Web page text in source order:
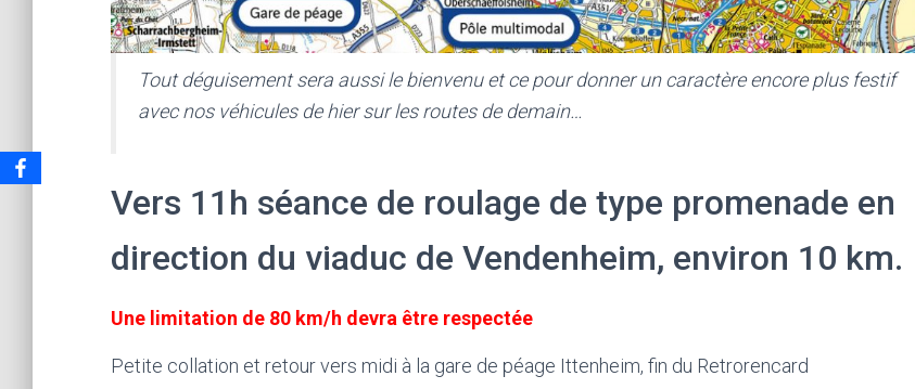
Tout déguisement sera aussi le bienvenu et ce pour donner un caractère encore plus festif
avec nos véhicules de hier sur les routes de demain…
Vers 11h séance de roulage de type promenade en
direction du viaduc de Vendenheim, environ 10 km.
Une limitation de 80 km/h devra être respectée
Petite collation et retour vers midi à la gare de péage Ittenheim, fin du Retrorencard